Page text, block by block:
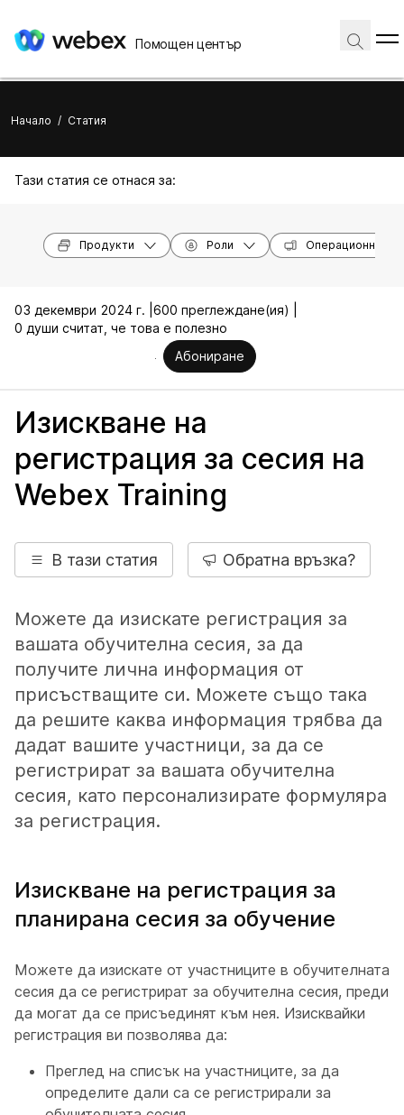
Помощен център
Начало / Статия
Тази статия се отнася за:
Продукти Роли Операционни
03 декември 2024 г. | 600 преглеждане(ия) |
0 души считат, че това е полезно
Абониране
Изискване на
регистрация за сесия на
Webex Training
В тази статия Обратна връзка?
Можете да изискате регистрация за
вашата обучителна сесия, за да
получите лична информация от
присъстващите си. Можете също така
да решите каква информация трябва да
дадат вашите участници, за да се
регистрират за вашата обучителна
сесия, като персонализирате формуляра
за регистрация.
Изискване на регистрация за
планирана сесия за обучение
Можете да изискате от участниците в обучителната
сесия да се регистрират за обучителна сесия, преди
да могат да се присъединят към нея. Изисквайки
регистрация ви позволява да:
Преглед на списък на участниците, за да
определите дали са се регистрирали за